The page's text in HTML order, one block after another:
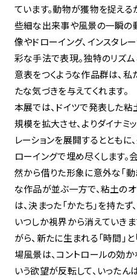
ています。動物が獲物を捉える
些細な出来事や風景の一瞬の
像やドローイング、インスタレ
彩な手法で表現。独特のリズ
意表をつくような作品群は、
たな気づきを与えてくれます。
本展では、ドイツで発表した
規模を拡大させ、よりダイナミ
レーションを展開するととも
ローイングで埋め尽くします。
然から借りた形象に意外な「動
な作品が並ぶ一方で、粘土の
は、決まった「かたち」を持た
いつしか視界から消えていき
がら、新たに生まれる「時間」
場風景は、コントロールの効
いう欲望が反転して、いった